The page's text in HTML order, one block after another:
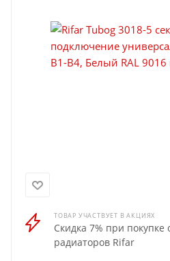
ТОВАР УЧАСТВУЕТ В АКЦИЯХ
Скидка 7% при покупке
радиаторов Rifar